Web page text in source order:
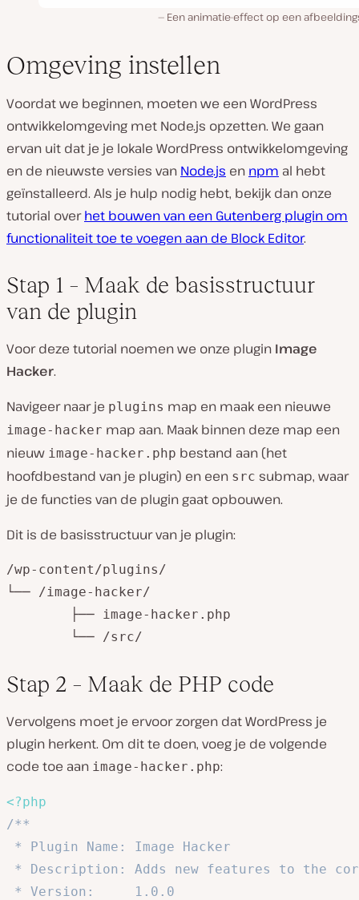
Een animatie-effect op een
Omgeving instellen
Voordat we beginnen, moeten we een WordPress
ontwikkelomgeving met Node.js opzetten. We gaan
ervan uit dat je je lokale WordPress ontwikkelomgeving
en de nieuwste versies van Node.js en npm al hebt
geïnstalleerd. Als je hulp nodig hebt, bekijk dan onze
tutorial overhet bouwen van een Gutenberg plugin om
functionaliteit toe te voegen aan de Block Editor.
Stap 1 – Maak de basisstructuur
van de plugin
Voor deze tutorial noemen we onze plugin Image
Hacker.
Navigeer naar je plugins map en maak een nieuwe
image-hacker map aan. Maak binnen deze map een
nieuw image-hacker.php bestand aan (het
hoofdbestand van je plugin) en een src submap, waar
je de functies van de plugin gaat opbouwen.
Dit is de basisstructuur van je plugin:
/wp-content/plugins/
└── /image-hacker/
	└── /src/
Stap 2 – Maak de PHP code
Vervolgens moet je ervoor zorgen dat WordPress je
plugin herkent. Om dit te doen, voeg je de volgende
code toe aan image-hacker.php:
<?php
/**
* Plugin Name: Image Hacker
* Description: Adds new features to the
* Version:     1.0.0